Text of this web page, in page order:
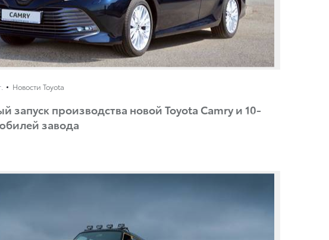
Новости Toyota
запуск производства новой Toyota Camry и 10-
завода